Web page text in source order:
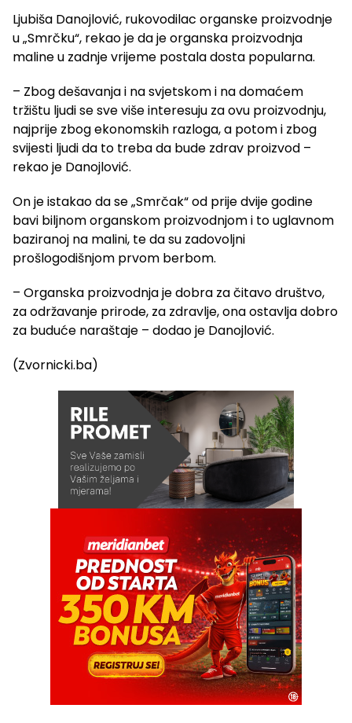
Ljubiša Danojlović, rukovodilac organske proizvodnje
u „Smrčku“, rekao je da je organska proizvodnja
maline u zadnje vrijeme postala dosta popularna.
– Zbog dešavanja i na svjetskom i na domaćem
tržištu ljudi se sve više interesuju za ovu proizvodnju,
najprije zbog ekonomskih razloga, a potom i zbog
svijesti ljudi da to treba da bude zdrav proizvod –
rekao je Danojlović.
On je istakao da se „Smrčak“ od prije dvije godine
bavi biljnom organskom proizvodnjom i to uglavnom
baziranoj na malini, te da su zadovoljni
prošlogodišnjom prvom berbom.
– Organska proizvodnja je dobra za čitavo društvo,
za održavanje prirode, za zdravlje, ona ostavlja dobro
za buduće naraštaje – dodao je Danojlović.
(Zvornicki.ba)